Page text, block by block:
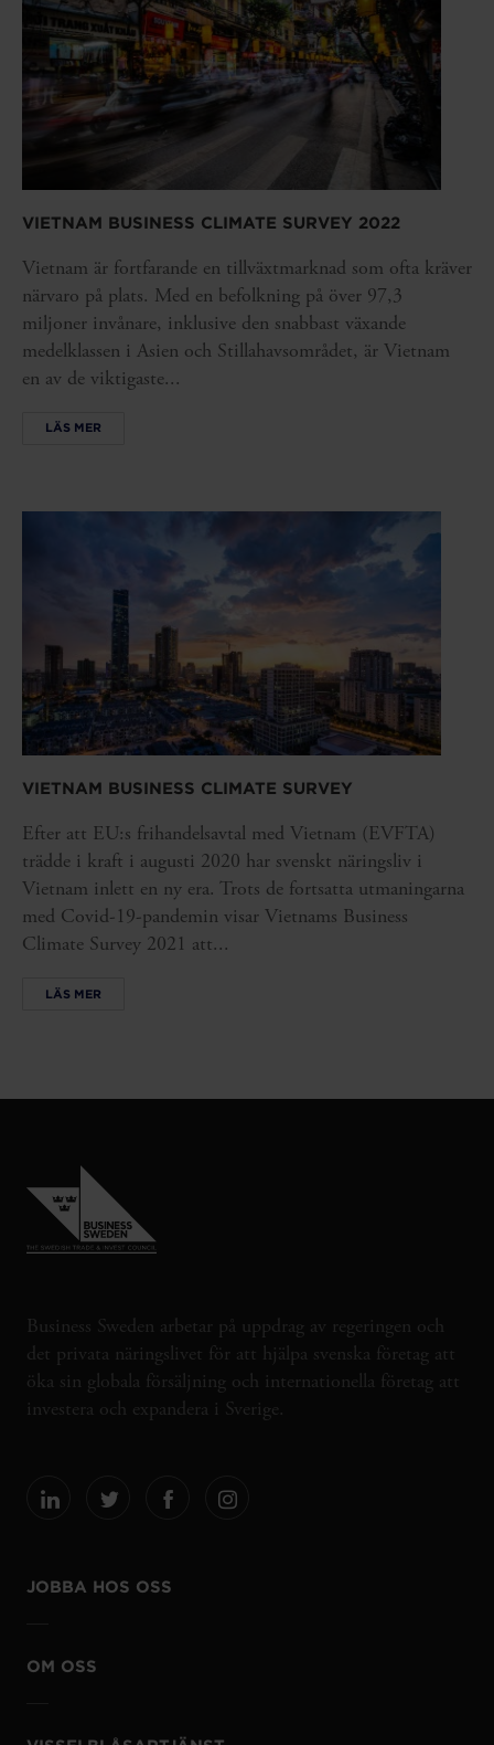
VIETNAM BUSINESS CLIMATE SURVEY 2022
Vietnam är fortfarande en tillväxtmarknad som ofta kräver
närvaro på plats. Med en befolkning på över 97,3
miljoner invånare, inklusive den snabbast växande
medelklassen i Asien och Stillahavsområdet, är Vietnam
en av de viktigaste...
LÄS MER
VIETNAM BUSINESS CLIMATE SURVEY
Efter att EU:s frihandelsavtal med Vietnam (EVFTA)
trädde i kraft i augusti 2020 har svenskt näringsliv i
Vietnam inlett en ny era. Trots de fortsatta utmaningarna
med Covid-19-pandemin visar Vietnams Business
Climate Survey 2021 att...
LÄS MER
Business Sweden arbetar på uppdrag av regeringen och
det privata näringslivet för att hjälpa svenska företag att
öka sin globala försäljning och internationella företag att
investera och expandera i Sverige.
JOBBA HOS OSS
OM OSS